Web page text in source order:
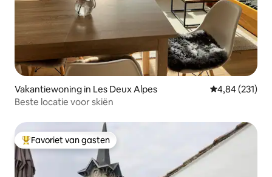
Vakantiewoning in Les Deux Alpes Gemiddelde
4,84 (231)
Beste locatie voor skiën
Topfavoriet van gasten
Favoriet van gasten